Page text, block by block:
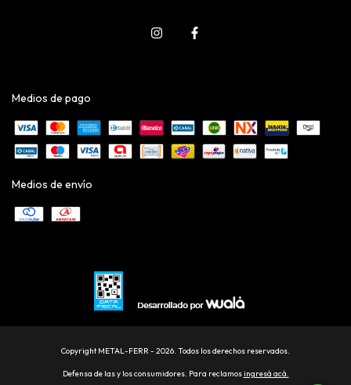
Medios de pago
Medios de envío
Copyright METAL-FERR - 2026. Todos los derechos reservados.
Defensa de las y los consumidores. Para reclamosingresá acá.